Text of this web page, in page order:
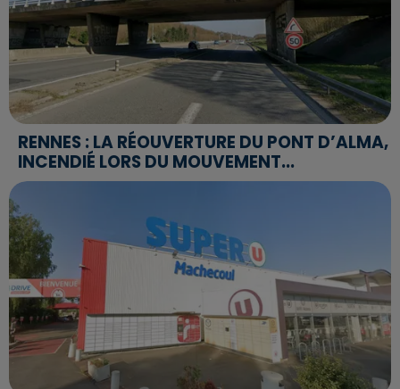
RENNES : LA RÉOUVERTURE DU PONT D’ALMA,
INCENDIÉ LORS DU MOUVEMENT...